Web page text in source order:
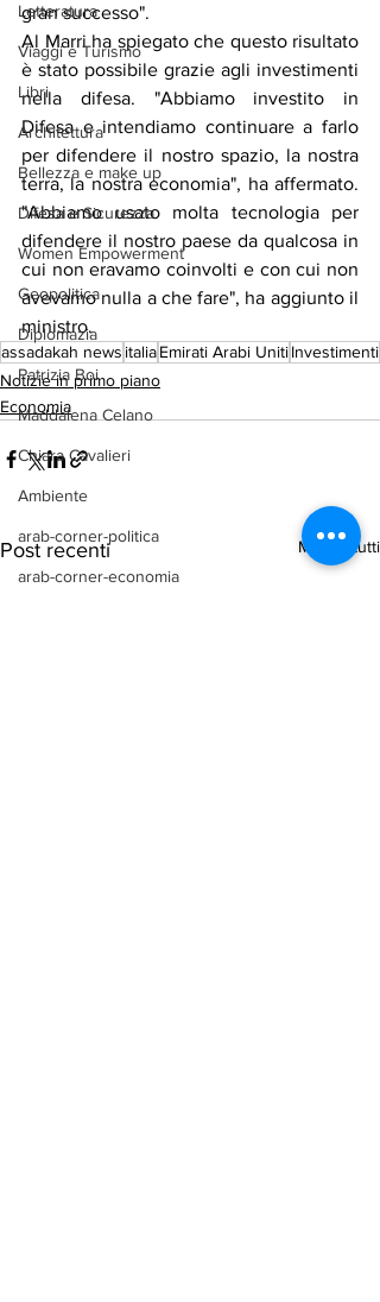
Letteratura
Viaggi e Turismo
Libri
Architettura
Bellezza e make up
Difesa e Sicurezza
Women Empowerment
Geopolitica
Diplomazia
Patrizia Boi
Maddalena Celano
Chiara Cavalieri
Ambiente
arab-corner-politica
arab-corner-economia
gran successo".
Al Marri ha spiegato che questo risultato
è stato possibile grazie agli investimenti
nella difesa. "Abbiamo investito in
Difesa e intendiamo continuare a farlo
per difendere il nostro spazio, la nostra
terra, la nostra economia", ha affermato.
"Abbiamo usato molta tecnologia per
difendere il nostro paese da qualcosa in
cui non eravamo coinvolti e con cui non
avevamo nulla a che fare", ha aggiunto il
ministro.
assadakah news italiaEmirati Arabi UnitiInvestimenti
Notizie in primo piano
Economia
Post recenti Mostra tutti